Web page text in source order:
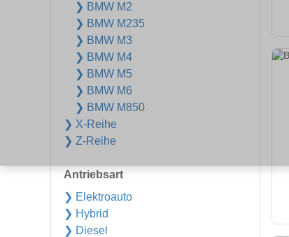
❯ BMW M2
❯ BMW M235
❯ BMW M3
❯ BMW M4
❯ BMW M5
❯ BMW M6
❯ BMW M850
❯ X-Reihe
❯ Z-Reihe
Antriebsart
❯ Elektroauto
❯ Hybrid
❯ Diesel